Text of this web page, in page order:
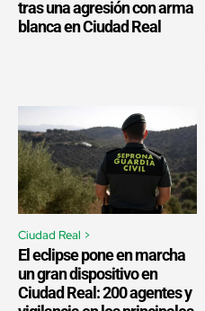
tras una agresión con arma
blanca en Ciudad Real
Ciudad Real >
El eclipse pone en marcha
un gran dispositivo en
Ciudad Real: 200 agentes y